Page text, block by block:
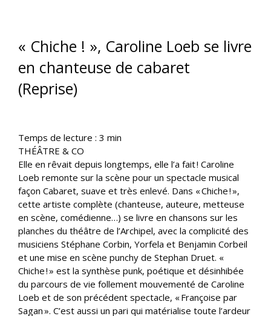
« Chiche ! », Caroline Loeb se livre
en chanteuse de cabaret
(Reprise)
Temps de lecture : 3 min
THÉÂTRE & CO
Elle en rêvait depuis longtemps, elle l’a fait ! Caroline
Loeb remonte sur la scène pour un spectacle musical
façon Cabaret, suave et très enlevé. Dans « Chiche ! »,
cette artiste complète (chanteuse, auteure, metteuse
en scène, comédienne…) se livre en chansons sur les
planches du théâtre de l’Archipel, avec la complicité des
musiciens Stéphane Corbin, Yorfela et Benjamin Corbeil
et une mise en scène punchy de Stephan Druet. «
Chiche ! » est la synthèse punk, poétique et désinhibée
du parcours de vie follement mouvementé de Caroline
Loeb et de son précédent spectacle, « Françoise par
Sagan ». C’est aussi un pari qui matérialise toute l’ardeur